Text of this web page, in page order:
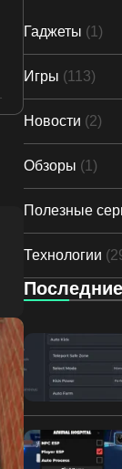
Гаджеты (1)
Игры (113)
Новости (2)
Обзоры (1)
Полезные
Технологии